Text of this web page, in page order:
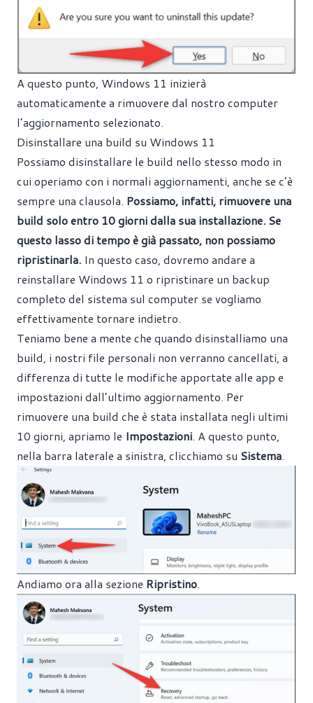
A questo punto, Windows 11 inizierà
automaticamente a rimuovere dal nostro computer
l’aggiornamento selezionato.
Disinstallare una build su Windows 11
Possiamo disinstallare le build nello stesso modo in
cui operiamo con i normali aggiornamenti, anche se c’è
sempre una clausola. Possiamo, infatti, rimuovere una
build solo entro 10 giorni dalla sua installazione. Se
questo lasso di tempo è già passato, non possiamo
ripristinarla. In questo caso, dovremo andare a
reinstallare Windows 11 o ripristinare un backup
completo del sistema sul computer se vogliamo
effettivamente tornare indietro.
Teniamo bene a mente che quando disinstalliamo una
build, i nostri file personali non verranno cancellati, a
differenza di tutte le modifiche apportate alle app e
impostazioni dall’ultimo aggiornamento. Per
rimuovere una build che è stata installata negli ultimi
10 giorni, apriamo le Impostazioni. A questo punto,
nella barra laterale a sinistra, clicchiamo su Sistema.
Andiamo ora alla sezione Ripristino.